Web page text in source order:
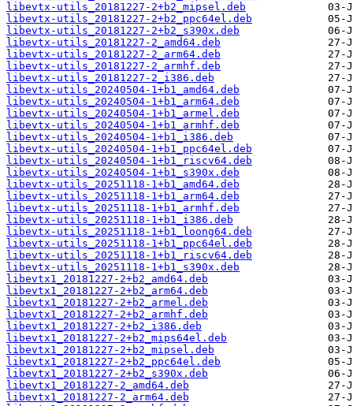
libevtx-utils_20181227-2+b2_mipsel.deb
libevtx-utils_20181227-2+b2_ppc64el.deb
libevtx-utils_20181227-2+b2_s390x.deb
libevtx-utils_20181227-2_amd64.deb
libevtx-utils_20181227-2_arm64.deb
libevtx-utils_20181227-2_armhf.deb
libevtx-utils_20181227-2_i386.deb
libevtx-utils_20240504-1+b1_amd64.deb
libevtx-utils_20240504-1+b1_arm64.deb
libevtx-utils_20240504-1+b1_armel.deb
libevtx-utils_20240504-1+b1_armhf.deb
libevtx-utils_20240504-1+b1_i386.deb
libevtx-utils_20240504-1+b1_ppc64el.deb
libevtx-utils_20240504-1+b1_riscv64.deb
libevtx-utils_20240504-1+b1_s390x.deb
libevtx-utils_20251118-1+b1_amd64.deb
libevtx-utils_20251118-1+b1_arm64.deb
libevtx-utils_20251118-1+b1_armhf.deb
libevtx-utils_20251118-1+b1_i386.deb
libevtx-utils_20251118-1+b1_loong64.deb
libevtx-utils_20251118-1+b1_ppc64el.deb
libevtx-utils_20251118-1+b1_riscv64.deb
libevtx-utils_20251118-1+b1_s390x.deb
libevtx1_20181227-2+b2_amd64.deb
libevtx1_20181227-2+b2_arm64.deb
libevtx1_20181227-2+b2_armel.deb
libevtx1_20181227-2+b2_armhf.deb
libevtx1_20181227-2+b2_i386.deb
libevtx1_20181227-2+b2_mips64el.deb
libevtx1_20181227-2+b2_mipsel.deb
libevtx1_20181227-2+b2_ppc64el.deb
libevtx1_20181227-2+b2_s390x.deb
libevtx1_20181227-2_amd64.deb
libevtx1_20181227-2_arm64.deb